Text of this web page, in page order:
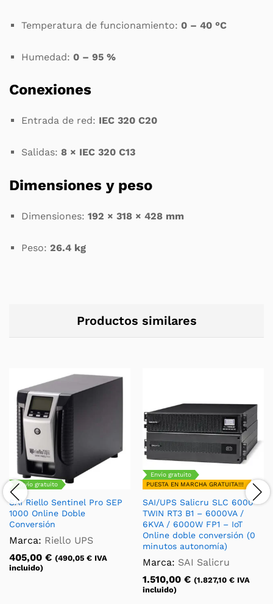
Temperatura de funcionamiento: 0 – 40 °C
Humedad: 0 – 95 %
Conexiones
Entrada de red: IEC 320 C20
Salidas: 8 × IEC 320 C13
Dimensiones y peso
Dimensiones: 192 × 318 × 428 mm
Peso: 26.4 kg
Productos similares
Envío gratuito
SAI Riello Sentinel Pro SEP
1000 Online Doble
Conversión
Marca: Riello UPS
405,00 € (490,05 € IVA
incluido)
Envío gratuito
PUESTA EN MARCHA GRATUITA!!!
SAI/UPS Salicru SLC 6000
TWIN RT3 B1 – 6000VA /
6KVA / 6000W FP1 – IoT
Online doble conversión (0
minutos autonomía)
Marca: SAI Salicru
1.510,00 € (1.827,10 € IVA
incluido)